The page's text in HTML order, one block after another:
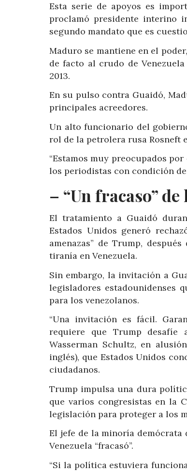
Esta serie de apoyos es
proclamó presidente interino
segundo mandato que es
Maduro se mantiene en el
de facto al crudo de
2013.
En su pulso contra Guaidó,
principales acreedores.
Un alto funcionario del
rol de la petrolera rusa Rosneft
“Estamos muy preocupados
los periodistas con condición
– “Un fracaso”
El tratamiento a Guaidó
Estados Unidos generó
amenazas” de Trump,
tiranía en Venezuela.
Sin embargo, la invitación a
legisladores estadounidenses
para los venezolanos.
“Una invitación es fácil.
requiere que Trump desafíe
Wasserman Schultz, en
inglés), que Estados Unidos
ciudadanos.
Trump impulsa una dura
que varios congresistas en la
legislación para proteger a los
El jefe de la minoría demócrata
Venezuela “fracasó”.
“Si la política estuviera